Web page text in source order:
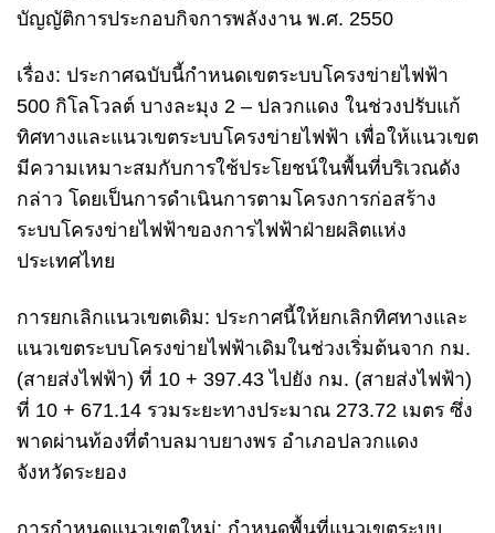
บัญญัติการประกอบกิจการพลังงาน พ.ศ. 2550
เรื่อง: ประกาศฉบับนี้กำหนดเขตระบบโครงข่ายไฟฟ้า
500 กิโลโวลต์ บางละมุง 2 – ปลวกแดง ในช่วงปรับแก้
ทิศทางและแนวเขตระบบโครงข่ายไฟฟ้า เพื่อให้แนวเขต
มีความเหมาะสมกับการใช้ประโยชน์ในพื้นที่บริเวณดัง
กล่าว โดยเป็นการดำเนินการตามโครงการก่อสร้าง
ระบบโครงข่ายไฟฟ้าของการไฟฟ้าฝ่ายผลิตแห่ง
ประเทศไทย
การยกเลิกแนวเขตเดิม: ประกาศนี้ให้ยกเลิกทิศทางและ
แนวเขตระบบโครงข่ายไฟฟ้าเดิมในช่วงเริ่มต้นจาก กม.
(สายส่งไฟฟ้า) ที่ 10 + 397.43 ไปยัง กม. (สายส่งไฟฟ้า)
ที่ 10 + 671.14 รวมระยะทางประมาณ 273.72 เมตร ซึ่ง
พาดผ่านท้องที่ตำบลมาบยางพร อำเภอปลวกแดง
จังหวัดระยอง
การกำหนดแนวเขตใหม่: กำหนดพื้นที่แนวเขตระบบ